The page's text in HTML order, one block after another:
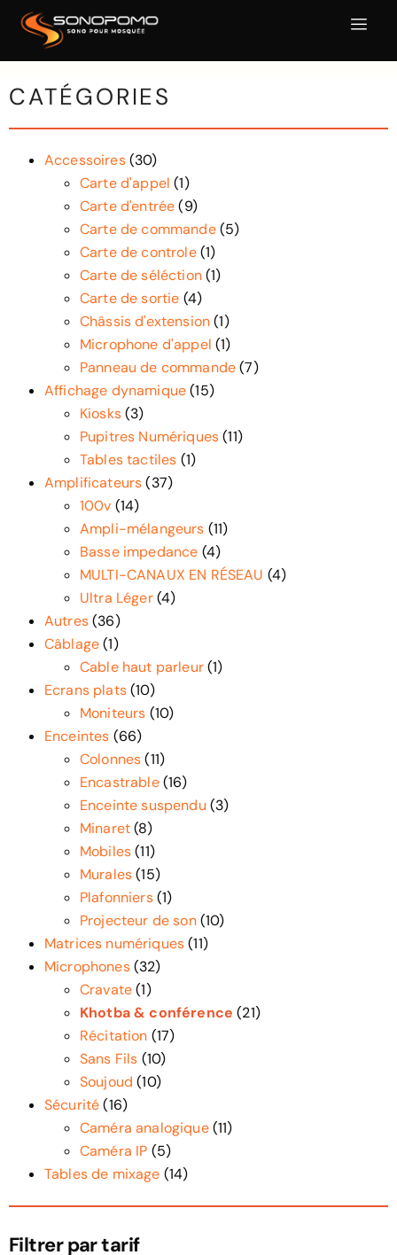
CATÉGORIES
Accessoires (30)
Carte d'appel (1)
Carte d'entrée (9)
Carte de commande (5)
Carte de controle (1)
Carte de séléction(1)
Carte de sortie (4)
Châssis d'extension (1)
Microphone d'appel (1)
Panneau de commande (7)
Affichage dynamique (15)
Kiosks(3)
Pupitres Numériques (11)
Tables tactiles (1)
Amplificateurs (37)
100v (14)
Ampli-mélangeurs (11)
Basse impedance (4)
MULTI-CANAUX EN RÉSEAU (4)
Ultra Léger (4)
Autres(36)
Câblage (1)
Cable haut parleur(1)
Ecrans plats(10)
Moniteurs (10)
Enceintes (66)
Colonnes (11)
Encastrable (16)
Enceinte suspendu (3)
Minaret (8)
Mobiles (11)
Murales (15)
Plafonniers (1)
Projecteur de son (10)
Matrices numériques (11)
Microphones (32)
Cravate (1)
Khotba & conférence (21)
Récitation (17)
Sans Fils (10)
Soujoud (10)
Sécurité (16)
Caméra analogique (11)
Caméra IP (5)
Tables de mixage (14)
Filtrer par tarif